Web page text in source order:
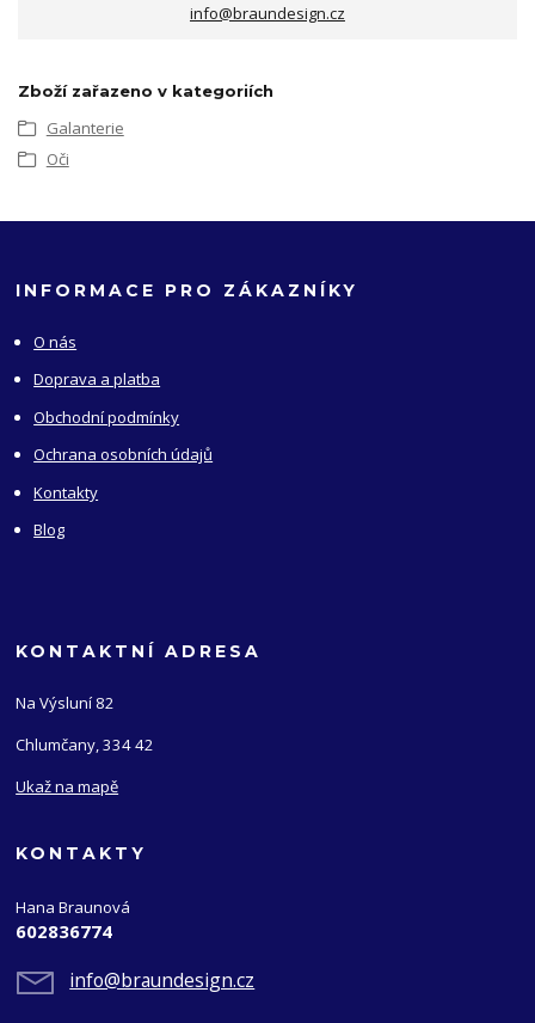
info@braundesign.cz
Zboží zařazeno v kategoriích
Galanterie
Oči
INFORMACE PRO ZÁKAZNÍKY
O nás
Doprava a platba
Obchodní podmínky
Ochrana osobních údajů
Kontakty
Blog
KONTAKTNÍ ADRESA
Na Výsluní 82
Chlumčany, 334 42
Ukaž na mapě
KONTAKTY
Hana Braunová
602836774
info@braundesign.cz